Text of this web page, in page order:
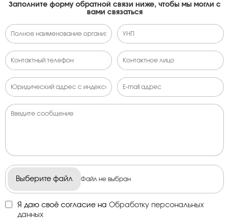
Заполните форму обратной связи ниже, чтобы мы могли с
вами связаться
Выберите файл Файл не выбран
Я даю своё согласие наОбработку персональных
данных